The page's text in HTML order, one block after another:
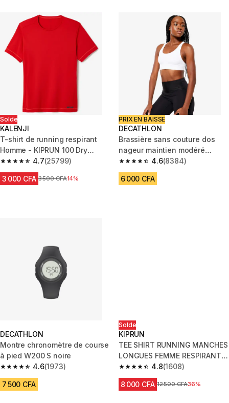
Solde
KALENJI
T-shirt de running respirant
Homme - KIPRUN 100 Dry
Rouge
4.7
4.7 out of 5 stars from 25799 reviews
(25799)
3 000 CFA Prix avant réduction
3 500 CFA14%
PRIX EN BAISSE
DECATHLON
Brassière sans couture dos
nageur maintien modéré
Femme, Blanc
4.6
4.6 out of 5 stars from 8384
(8384)
6 000 CFA
DECATHLON
Montre chronomètre de course
à pied W200 S noire
4.6
4.6 out of 5 stars from 1973 reviews
(1973)
7 500 CFA
Solde
KIPRUN
TEE SHIRT RUNNING MANCHES
LONGUES FEMME RESPIRANT
KIPRUN SKINCARE LIGHT BLEU
4.8
4.8 out of 5 stars from 1608
(1608)
8 000 CFA Prix avant réduction
12 500 CFA36%